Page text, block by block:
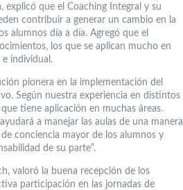
explicó que el Coaching Integral y su
contribuir a generar un cambio en la
alumnos día a día. Agregó que el
los que se aplican mucho en
e individual.
pionera en la implementación del
Según nuestra experiencia en distintos
tiene aplicación en muchas áreas.
a manejar las aulas de una manera
conciencia mayor de los alumnos y
de su parte”.
valoró la buena recepción de los
participación en las jornadas de